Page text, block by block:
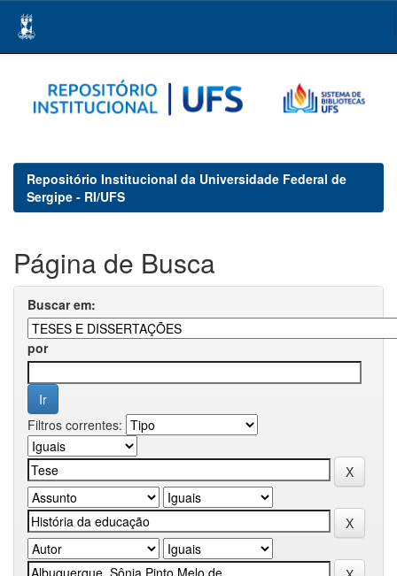
navigation
Repositório Institucional da Universidade Federal de
Sergipe - RI/UFS
Página de Busca
Buscar em:
por
Filtros correntes: